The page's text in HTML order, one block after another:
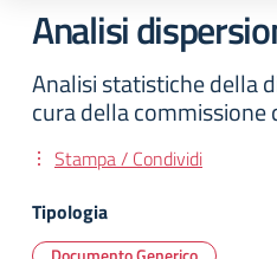
Analisi
Analisi statistiche della
cura della commissione
Stampa / Condividi
Tipologia